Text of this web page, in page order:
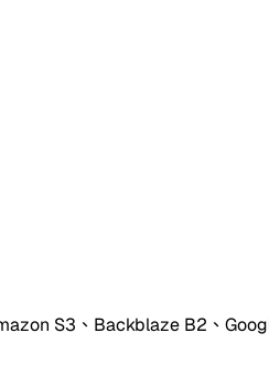
S3、Backblaze B2、